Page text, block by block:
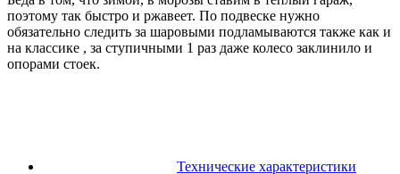
поэтому так быстро и ржавеет. По подвеске нужно
обязательно следить за шаровыми подламываются также как и
на классике , за ступичными 1 раз даже колесо заклинило и
опорами стоек.
Технические характеристики